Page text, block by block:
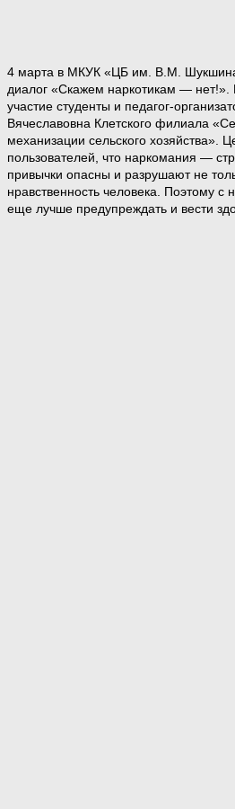
4 марта в МКУК «ЦБ им. В.М.
диалог «Скажем наркотикам —
участие студенты и педагог-
Вячеславовна Клетского филиала
механизации сельского хозяйства».
пользователей, что наркомания —
привычки опасны и разрушают не
нравственность человека. Поэтому с
еще лучше предупреждать и вести